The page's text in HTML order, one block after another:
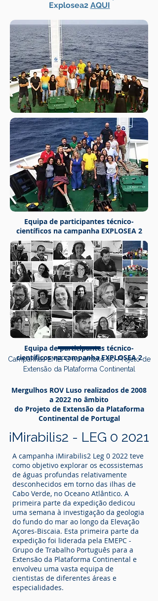
Campanhas EMEPC no âmbito do Projeto de
Extensão da Plataforma Continental
Explosea2 AQUI
Equipa de participantes técnico-
científicosna campanha EXPLOSEA 2
Equipa de participantes técnico-
científicosna campanha EXPLOSEA 2
Mergulhos ROV Luso realizados de 2008
a 2022 no âmbito
do Projeto de Extensão da Plataforma
Continental de Portugal
iMirabilis2 - LEG 0 2021
A campanha iMirabilis2 Leg 0 2022 teve
como objetivo explorar os ecossistemas
de águas profundas relativamente
desconhecidos em torno das ilhas de
Cabo Verde, no Oceano Atlântico. A
primeira parte da expedição dedicou
uma semana à investigação da geologia
do fundo do mar ao longo da Elevação
Açores-Biscaia. Esta primeira parte da
expedição foi liderada pela EMEPC -
Grupo de Trabalho Português para a
Extensão da Plataforma Continental e
envolveu uma vasta equipa de
cientistas de diferentes áreas e
especialidades.